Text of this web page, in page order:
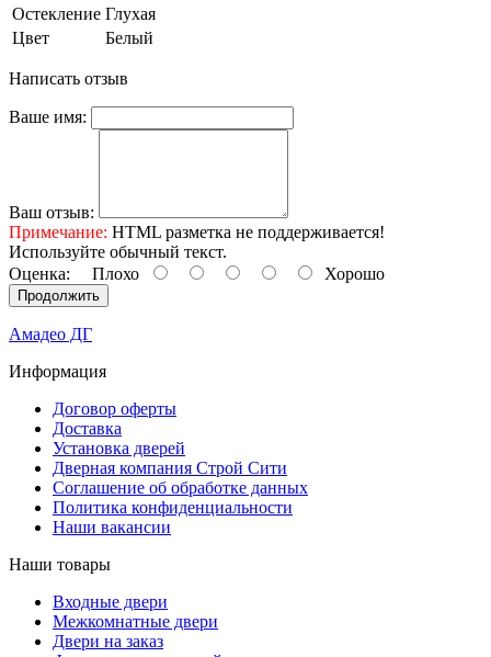
Остекление Глухая
Цвет
Белый
Написать отзыв
Ваше имя:
Ваш отзыв:
Примечание: HTML разметка не поддерживается!
Используйте обычный текст.
Оценка: Плохо Хорошо
Продолжить
Амадео ДГ
Информация
Договор оферты
Доставка
Установка дверей
Дверная компания Строй Сити
Соглашение об обработке данных
Политика конфиденциальности
Наши вакансии
Наши товары
Входные двери
Межкомнатные двери
Двери на заказ